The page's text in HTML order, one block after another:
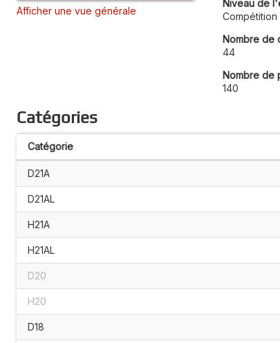
Afficher une vue générale
Niveau de
Compétition
Nombre de
44
Nombre de
140
Catégories
Catégorie
D21A
D21AL
H21A
H21AL
D20
H20
D18